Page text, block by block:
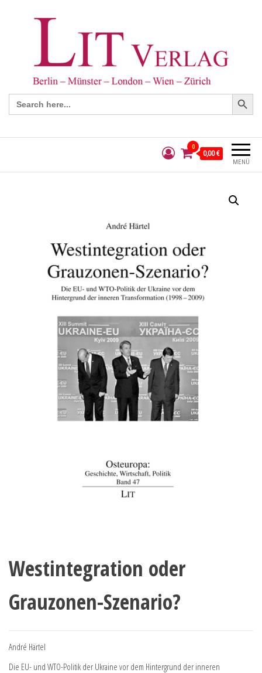
Search
for:
Search Button
MENÜ
0
0,00 €
Westintegration oder
Grauzonen-Szenario?
André Härtel
Die EU- und WTO-Politik der Ukraine vor dem Hintergrund der inneren